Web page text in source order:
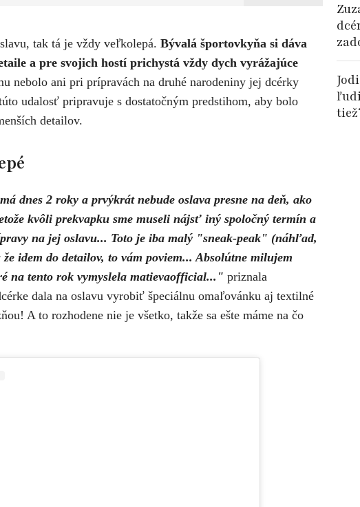
tak tá je vždy veľkolepá. Bývalá športovkyňa si dáva
a pre svojich hostí prichystá vždy dych vyrážajúce
nebolo ani pri prípravách na druhé narodeniny jej dcérky
udalosť pripravuje s dostatočným predstihom, aby bolo
detailov.
dnes 2 roky a prvýkrát nebude oslava presne na deň, ako
kvôli prekvapku sme museli nájsť iný spoločný termín a
na jej oslavu... Toto je iba malý "sneak-peak" (náhľad,
idem do detailov, to vám poviem... Absolútne milujem
na tento rok vymyslela matievaofficial..." priznala
dala na oslavu vyrobiť špeciálnu omaľovánku aj textilné
A to rozhodene nie je všetko, takže sa ešte máme na čo